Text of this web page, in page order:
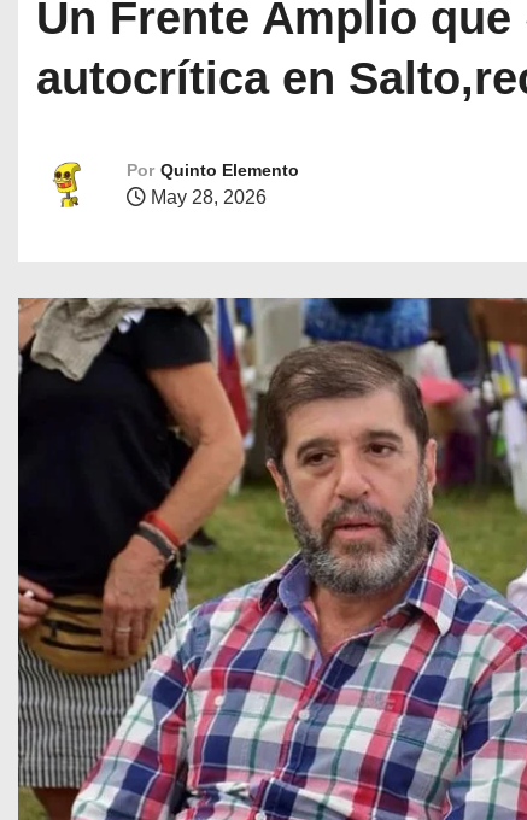
Un Frente Amplio
autocrítica en
Por Quinto Elemento
May 28, 2026